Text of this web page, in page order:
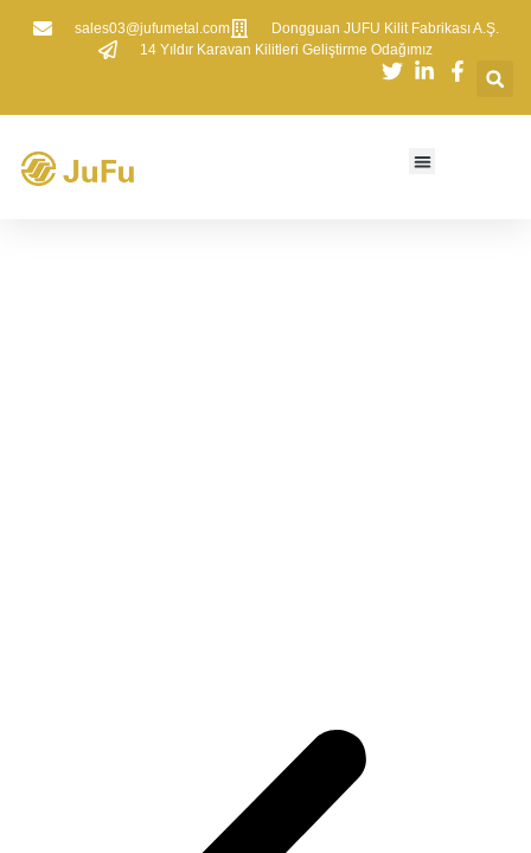
sales03@jufumetal.com
​Dongguan JUFU Kilit Fabrikası A.Ş.
​14 Yıldır Karavan Kilitleri Geliştirme Odağımız